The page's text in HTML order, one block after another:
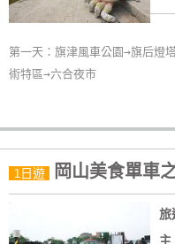
旅
伴
商
品
傳
第一天：旗津風車公園→旗后燈
術特區→六合夜市
1日遊 岡山美食單車
旅